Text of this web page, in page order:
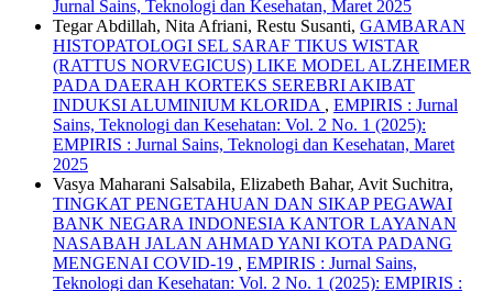
Jurnal Sains, Teknologi dan Kesehatan, Maret 2025
Tegar Abdillah, Nita Afriani, Restu Susanti, GAMBARAN
HISTOPATOLOGI SEL SARAF TIKUS WISTAR
(RATTUS NORVEGICUS) LIKE MODEL ALZHEIMER
PADA DAERAH KORTEKS SEREBRI AKIBAT
INDUKSI ALUMINIUM KLORIDA , EMPIRIS : Jurnal
Sains, Teknologi dan Kesehatan: Vol. 2 No. 1 (2025):
EMPIRIS : Jurnal Sains, Teknologi dan Kesehatan, Maret
2025
Vasya Maharani Salsabila, Elizabeth Bahar, Avit Suchitra,
TINGKAT PENGETAHUAN DAN SIKAP PEGAWAI
BANK NEGARA INDONESIA KANTOR LAYANAN
NASABAH JALAN AHMAD YANI KOTA PADANG
MENGENAI COVID-19 , EMPIRIS : Jurnal Sains,
Teknologi dan Kesehatan: Vol. 2 No. 1 (2025): EMPIRIS :